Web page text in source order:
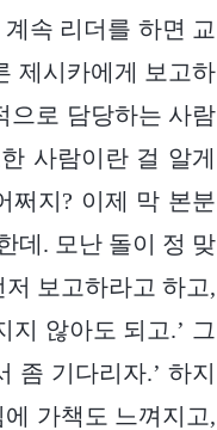
속 리더를 하면 교
제시카에게 보고하
으로 담당하는 사람
사람이란 걸 알게
쩌지? 이제 막 본분
데. 모난 돌이 정 맞
보고하라고 하고,
않아도 되고.’ 그
좀 기다리자.’ 하지
가책도 느껴지고,